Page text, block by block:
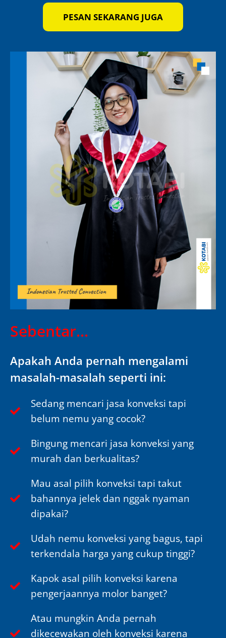
PESAN SEKARANG JUGA
Sebentar...
Apakah Anda pernah mengalami
masalah-masalah seperti ini:
Sedang mencari jasa konveksi tapi
belum nemu yang cocok?
Bingung mencari jasa konveksi yang
murah dan berkualitas?
Mau asal pilih konveksi tapi takut
bahannya jelek dan nggak nyaman
dipakai?
Udah nemu konveksi yang bagus, tapi
terkendala harga yang cukup tinggi?
Kapok asal pilih konveksi karena
pengerjaannya molor banget?
Atau mungkin Anda pernah
dikecewakan oleh konveksi karena